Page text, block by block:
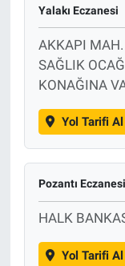
Yalakı Eczanesi
AKKAPI MAH.
SAĞLIK
KONAĞINA
Yol Tarifi Al
Pozantı Eczanesi
HALK
Yol Tarifi Al